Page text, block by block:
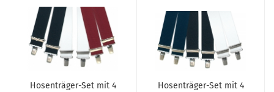
Hosenträger-Set mit 4
Hosenträger-Set mit 4